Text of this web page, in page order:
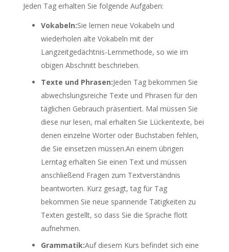
Jeden Tag erhalten Sie folgende Aufgaben:
Vokabeln:Sie lernen neue Vokabeln und
wiederholen alte Vokabeln mit der
Langzeitgedächtnis-Lernmethode, so wie im
obigen Abschnitt beschrieben.
Texte und Phrasen:Jeden Tag bekommen Sie
abwechslungsreiche Texte und Phrasen für den
täglichen Gebrauch präsentiert. Mal müssen Sie
diese nur lesen, mal erhalten Sie Lückentexte, bei
denen einzelne Wörter oder Buchstaben fehlen,
die Sie einsetzen müssen.An einem übrigen
Lerntag erhalten Sie einen Text und müssen
anschließend Fragen zum Textverständnis
beantworten. Kurz gesagt, tag für Tag
bekommen Sie neue spannende Tätigkeiten zu
Texten gestellt, so dass Sie die Sprache flott
aufnehmen.
Grammatik:Auf diesem Kurs befindet sich eine